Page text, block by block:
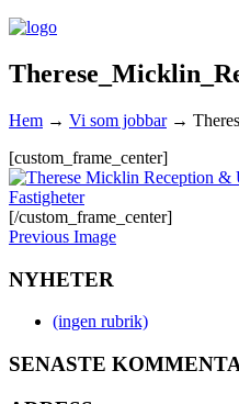
Hem → Vi som jobbar→
[custom_frame_center]
[/custom_frame_center]
Previous Image
NYHETER
(ingen rubrik)
SENASTE